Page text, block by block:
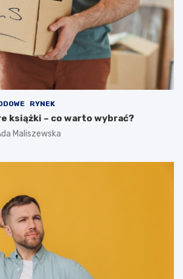
RYNEK
książki – co warto wybrać?
Maliszewska